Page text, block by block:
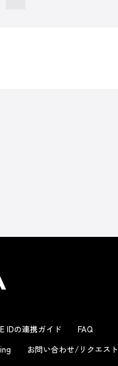
IDの連携ガイド
FAQ
お問い合わせ/リクエスト